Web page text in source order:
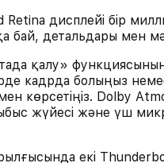
дисплейі бір
детальдары мен
қалу»
кадрда болыңыз
көрсетіңіз. Dolby
жүйесі және үш
екі